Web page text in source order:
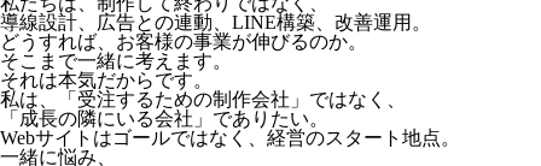
導線設計、広告との連動、LINE構築、改善運用。
どうすれば、お客様の事業が伸びるのか。
そこまで一緒に考えます。
それは本気だからです。
私は、「受注するための制作会社」ではなく、
「成長の隣にいる会社」でありたい。
Webサイトはゴールではなく、経営のスタート地点。
一緒に悩み、